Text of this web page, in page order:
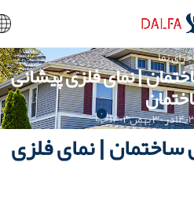
اجرای نما
| نمای فلزی پیشانی
در ۳۰ بهمن ۱۴۰۲ ۰
ساختمان | نمای فلزی